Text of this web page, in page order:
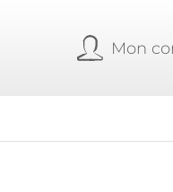
Mon